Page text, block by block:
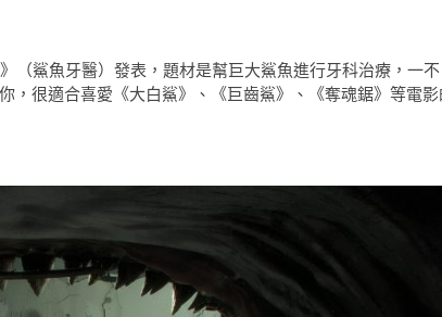
（鯊魚牙醫）發表，題材是幫巨大鯊魚進行牙科治療，一不
，很適合喜愛《大白鯊》、《巨齒鯊》、《奪魂鋸》等電